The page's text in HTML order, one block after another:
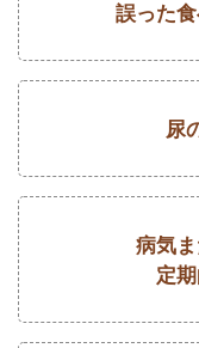
誤った
尿
病気ま
定